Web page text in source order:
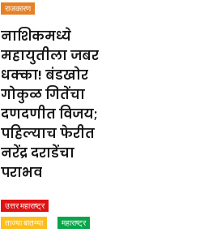
राजकारण
नाशिकमध्ये
महायुतीला जबर
धक्का! बंडखोर
गोकुळ गितेंचा
दणदणीत विजय;
पहिल्याच फेरीत
नरेंद्र दराडेंचा
पराभव
उत्तर महाराष्ट्र
ताज्या बातम्या
महाराष्ट्र